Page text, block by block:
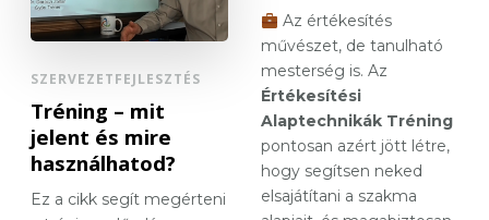
Az értékesítés
művészet, de tanulható
mesterség is. Az
Értékesítési
Alaptechnikák Tréning
pontosan azért jött létre,
hogy segítsen neked
elsajátítani a szakma
SZERVEZETFEJLESZTÉS
Tréning – mit
jelent és mire
használhatod?
Ez a cikk segít megérteni